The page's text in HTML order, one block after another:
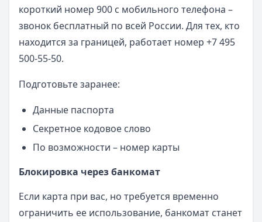
короткий номер 900 с мобильного телефона –
звонок бесплатный по всей России. Для тех, кто
находится за границей, работает номер +7 495
500-55-50.
Подготовьте заранее:
Данные паспорта
Секретное кодовое слово
По возможности – номер карты
Блокировка через банкомат
Если карта при вас, но требуется временно
ограничить ее использование, банкомат станет